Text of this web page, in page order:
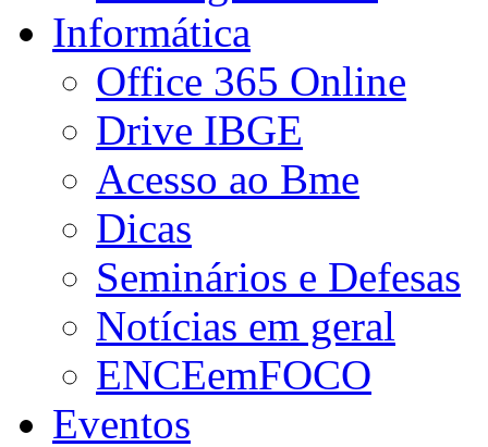
Informática
Office 365 Online
Drive IBGE
Acesso ao Bme
Dicas
Seminários e Defesas
Notícias em geral
ENCEemFOCO
Eventos